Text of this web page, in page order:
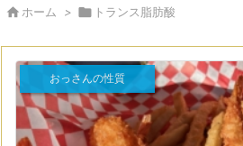
 ホーム >  トランス脂肪酸
おっさんの性質